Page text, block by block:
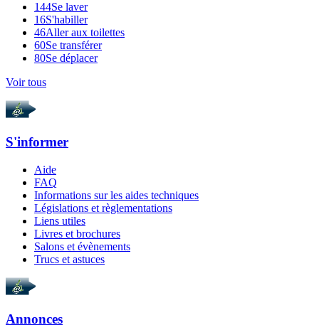
144Se laver
16S'habiller
46Aller aux toilettes
60Se transférer
80Se déplacer
Voir tous
S'informer
Aide
FAQ
Informations sur les aides techniques
Législations et règlementations
Liens utiles
Livres et brochures
Salons et évènements
Trucs et astuces
Annonces